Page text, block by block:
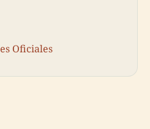
Oficiales